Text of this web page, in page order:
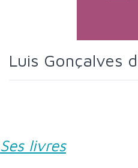
Luis Gonçalves
Ses livres